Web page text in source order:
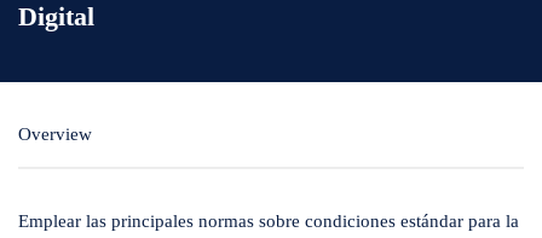
Digital
Overview
Emplear las principales normas sobre condiciones estándar para la